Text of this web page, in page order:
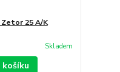
25 A/K
Skladem